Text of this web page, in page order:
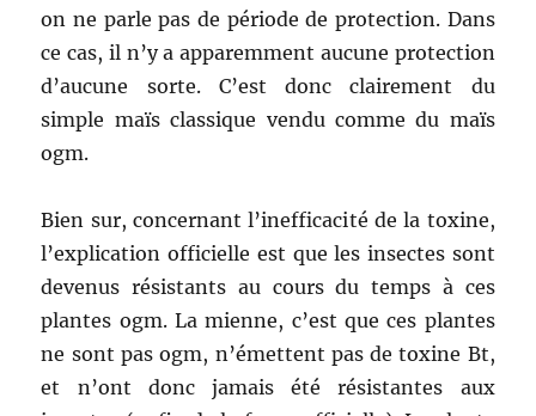
on ne parle pas de période de protection. Dans
ce cas, il n’y a apparemment aucune protection
d’aucune sorte. C’est donc clairement du
simple maïs classique vendu comme du maïs
ogm.
Bien sur, concernant l’inefficacité de la toxine,
l’explication officielle est que les insectes sont
devenus résistants au cours du temps à ces
plantes ogm. La mienne, c’est que ces plantes
ne sont pas ogm, n’émettent pas de toxine Bt,
et n’ont donc jamais été résistantes aux